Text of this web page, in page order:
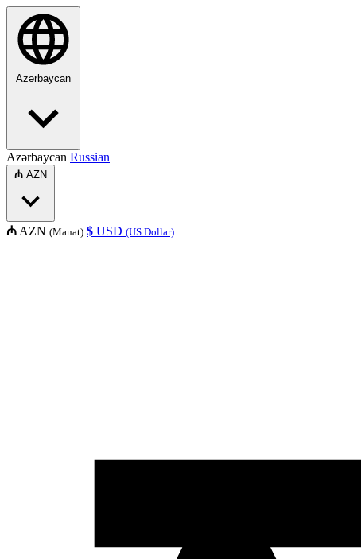
Azərbaycan
Azərbaycan Russian
₼ AZN
₼ AZN (Manat) $ USD (US Dollar)